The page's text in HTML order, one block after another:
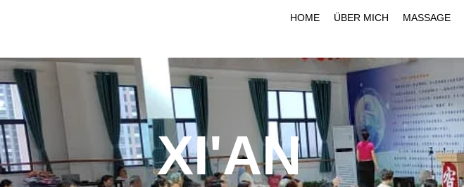
HOME ÜBER MICH MASSAGE
XI'AN